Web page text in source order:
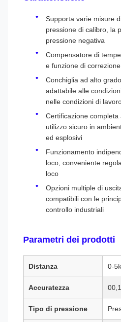
Supporta varie misure
pressione di calibro, la
pressione negativa
Compensatore di
e funzione di
Conchiglia ad alto
adattabile alle
nelle condizioni di
Certificazione completa
utilizzo sicuro in
ed esplosivi
Funzionamento
loco, conveniente
loco
Opzioni multiple di
compatibili con le
controllo industriali
Parametri dei prodotti
Distanza 0-
Accuratezza
Tipo di pressione